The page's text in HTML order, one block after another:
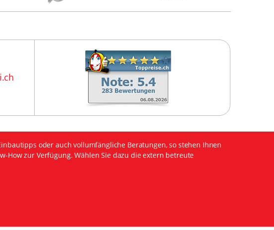
oder auch vollumfängliche Beratungen, so stehen Ihnen
zur Verfügung. Wählen Sie dazu die extern betreute